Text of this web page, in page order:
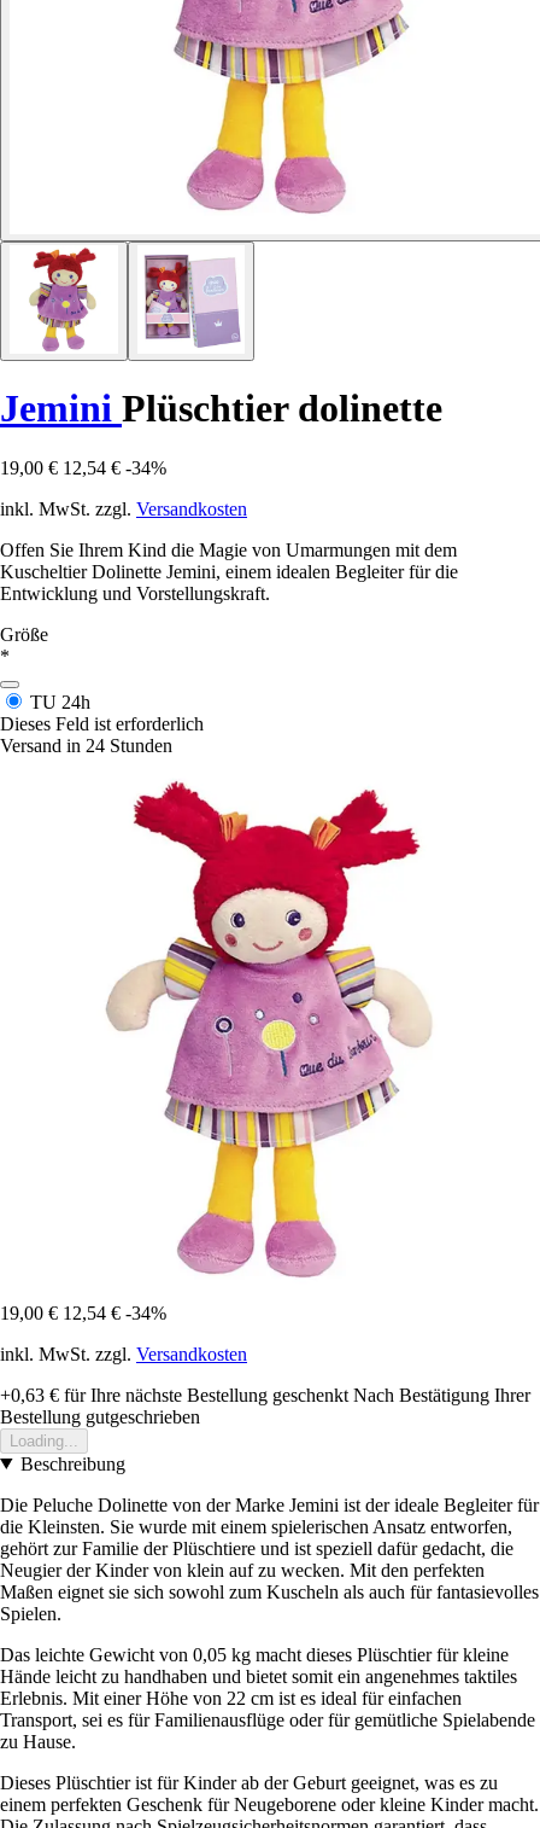
Jemini Plüschtier dolinette
19,00 € 12,54 € -34%
inkl. MwSt. zzgl. Versandkosten
Offen Sie Ihrem Kind die Magie von Umarmungen mit dem
Kuscheltier Dolinette Jemini, einem idealen Begleiter für die
Entwicklung und Vorstellungskraft.
Größe
*
TU 24h
Dieses Feld ist erforderlich
Versand in 24 Stunden
19,00 € 12,54 € -34%
inkl. MwSt. zzgl. Versandkosten
+0,63 € für Ihre nächste Bestellung geschenkt Nach Bestätigung Ihrer
Bestellung gutgeschrieben
Loading...
Beschreibung
Die Peluche Dolinette von der Marke Jemini ist der ideale Begleiter für
die Kleinsten. Sie wurde mit einem spielerischen Ansatz entworfen,
gehört zur Familie der Plüschtiere und ist speziell dafür gedacht, die
Neugier der Kinder von klein auf zu wecken. Mit den perfekten
Maßen eignet sie sich sowohl zum Kuscheln als auch für fantasievolles
Spielen.
Das leichte Gewicht von 0,05 kg macht dieses Plüschtier für kleine
Hände leicht zu handhaben und bietet somit ein angenehmes taktiles
Erlebnis. Mit einer Höhe von 22 cm ist es ideal für einfachen
Transport, sei es für Familienausflüge oder für gemütliche Spielabende
zu Hause.
Dieses Plüschtier ist für Kinder ab der Geburt geeignet, was es zu
einem perfekten Geschenk für Neugeborene oder kleine Kinder macht.